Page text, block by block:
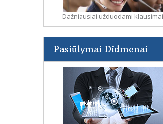
Dažniausiai užduodami klausimai
Pasiūlymai Didmenai